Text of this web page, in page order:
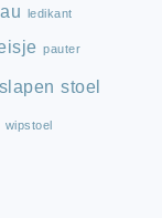
ledikant
pauter
slapen stoel
wipstoel